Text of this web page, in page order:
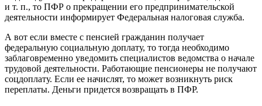
и т. п., то ПФР о прекращении его предпринимательской
деятельности информирует Федеральная налоговая служба.
А вот если вместе с пенсией гражданин получает
федеральную социальную доплату, то тогда необходимо
заблаговременно уведомить специалистов ведомства о начале
трудовой деятельности. Работающие пенсионеры не получают
соцдоплату. Если ее начислят, то может возникнуть риск
переплаты. Деньги придется возвращать в ПФР.